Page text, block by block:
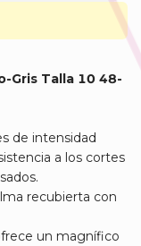
Gris Talla 10 48-
de intensidad
a los cortes
recubierta con
un magnífico